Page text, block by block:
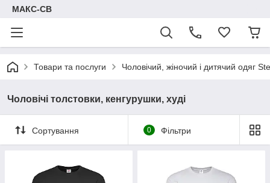
МАКС-СВ
Товари та послуги Чоловічий, жіночий і дитячий одяг
Чоловічі толстовки, кенгурушки, худі
Сортування 0 Фільтри